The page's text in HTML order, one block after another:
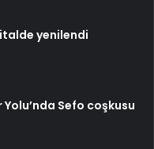
yenilendi
Sefo coşkusu